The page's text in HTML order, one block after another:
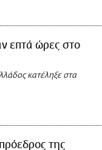
επτά ώρες στο
κατέληξε στα
της